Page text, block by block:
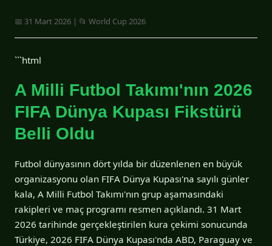
📅 31 Mart 2026 | 📂 World Cup 2026
```html
A Milli Futbol Takımı'nın 2026
FIFA Dünya Kupası Fikstürü
Belli Oldu
Futbol dünyasının dört yılda bir düzenlenen en büyük
organizasyonu olan FIFA Dünya Kupası'na sayılı günler
kala, A Milli Futbol Takımı'nın grup aşamasındaki
rakipleri ve maç programı resmen açıklandı. 31 Mart
2026 tarihinde gerçekleştirilen kura çekimi sonucunda
Türkiye, 2026 FIFA Dünya Kupası'nda ABD, Paraguay ve